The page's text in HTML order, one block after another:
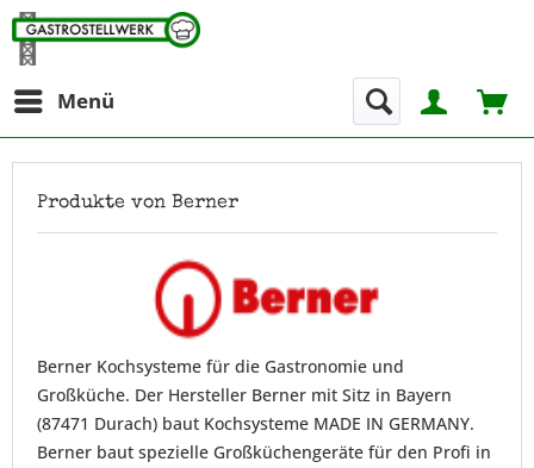
Menü
Produkte von Berner
Berner Kochsysteme für die Gastronomie und
Großküche. Der Hersteller Berner mit Sitz in Bayern
(87471 Durach) baut Kochsysteme MADE IN GERMANY.
Berner baut spezielle Großküchengeräte für den Profi in